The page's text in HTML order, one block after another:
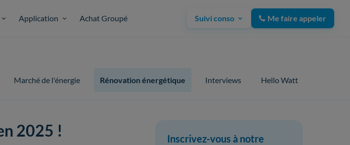
Application Achat Groupé Suivi conso Me faire appeler
Marché de l'énergie Rénovation énergétique Interviews Hello Watt
2025 !
Inscrivez-vous à notre